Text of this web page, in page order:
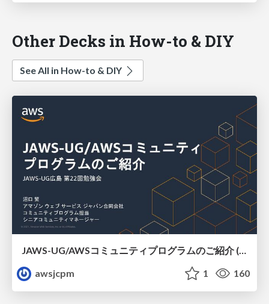
Other Decks in How-to & DIY
See All in How-to & DIY
awsjcpm
1 160